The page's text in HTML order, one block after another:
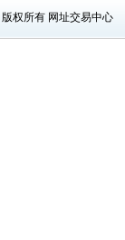
版权所有 网址交易中心